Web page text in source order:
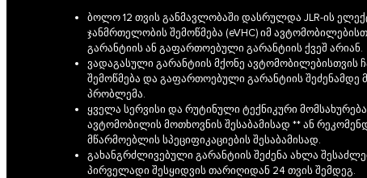
ბოლო 12 თვის განმავლობაში დასრულდა JLR-ის
ჯანმრთელობის შემოწმება (eVHC) იმ
გარანტიის ან გაფართოებული გარანტიის ქვეშ არიან.
ვადაგასული გარანტიის მქონე ავტომობილებისთვის
შემოწმება და გაფართოებული გარანტიის
პრობლემა.
ყველა სერვისი და რუტინული ტექნიკური
ავტომობილის მოთხოვნის შესაბამისად ** ან
მწარმოებლის სპეციფიკაციების შესაბამისად.
გახანგრძლივებული გარანტიის შეძენა ახლა
პირველადი შესყიდვის თარიღიდან 24 თვის შემდეგ.